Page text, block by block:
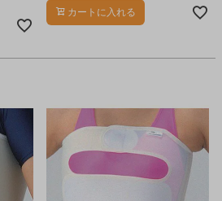
カートに入れる